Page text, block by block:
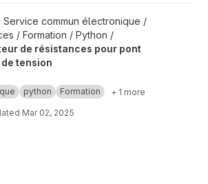
résistances pour pont diviseur de tension
Service commun électronique /
/ Formation / Python /
de résistances pour pont
tension
python Formation + 1 more
Mar 02, 2025